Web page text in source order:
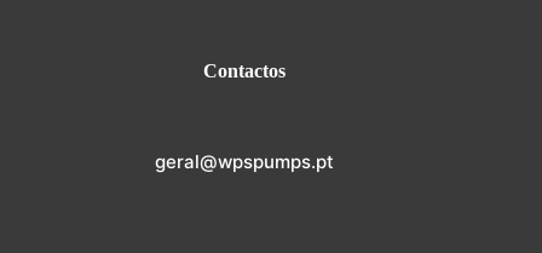
Contactos
geral@wpspumps.pt